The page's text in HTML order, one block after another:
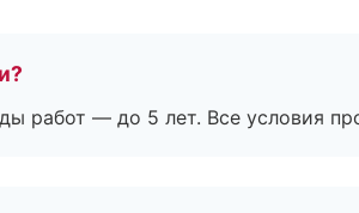
работ — до 5 лет. Все условия